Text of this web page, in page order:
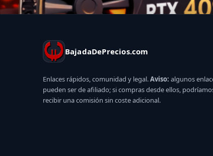
BajadaDePrecios.com
Enlaces rápidos, comunidad y legal.Aviso: algunos
pueden ser de afiliado; si compras desde ellos,
recibir una comisión sin coste adicional.